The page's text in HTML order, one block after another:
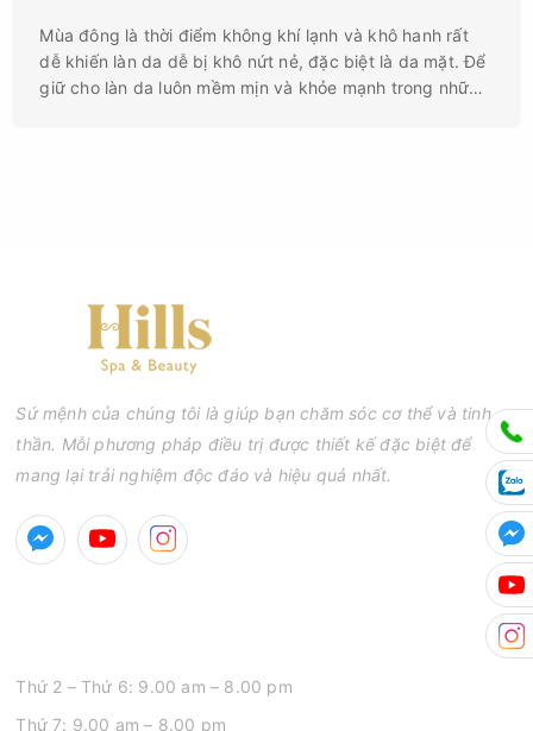
Mùa đông là thời điểm không khí lạnh và khô hanh rất
dễ khiến làn da dễ bị khô nứt nẻ, đặc biệt là da mặt. Để
giữ cho làn da luôn mềm mịn và khỏe mạnh trong những
Sứ mệnh của chúng tôi là giúp bạn chăm sóc cơ thể và tinh
thần. Mỗi phương pháp điều trị được thiết kế đặc biệt để
mang lại trải nghiệm độc đáo và hiệu quả nhất.
Thứ 2 – Thứ 6: 9.00 am – 8.00 pm
Thứ 7: 9.00 am – 8.00 pm